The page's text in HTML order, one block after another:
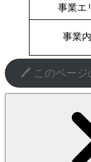
事業エ
事業
🖊️ このページ